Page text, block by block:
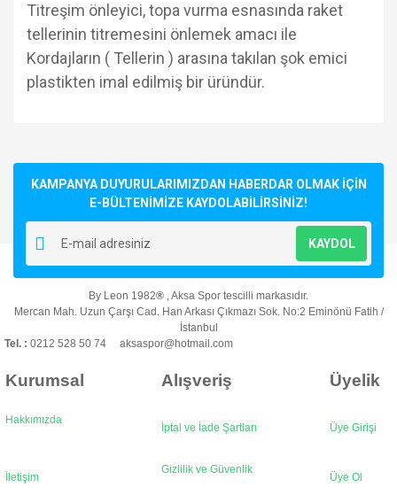
Titreşim önleyici, topa vurma esnasında raket
tellerinin titremesini önlemek amacı ile
Kordajların ( Tellerin ) arasına takılan şok emici
plastikten imal edilmiş bir üründür.
Yorum Yaz
kullanarak tarafımıza iletebilirsiniz.
Görüş ve önerileriniz için teşekkür ederiz.
Ürün resmi kalitesiz, bozuk veya görüntülenemiyor.
Ürün açıklamasında eksik bilgiler bulunuyor.
Ürün bilgilerinde hatalar bulunuyor.
Ürün fiyatı diğer sitelerden daha pahalı.
Bu ürüne benzer farklı alternatifler olmalı.
KAMPANYA DUYURULARIMIZDAN HABERDAR OLMAK İÇİN
E-BÜLTENİMİZE KAYDOLABİLİRSİNİZ!
KAYDOL
By Leon 1982® , Aksa Spor tescilli markasıdır.
Mercan Mah. Uzun Çarşı Cad. Han Arkası Çıkmazı Sok. No:2 Eminönü Fatih /
İstanbul
Tel. : 0212 528 50 74 aksaspor@hotmail.com
Kurumsal Alışveriş Üyelik
Hakkımızda
İptal ve İade Şartları Üye Girişi
İletişim
Gizlilik ve Güvenlik
Üye Ol